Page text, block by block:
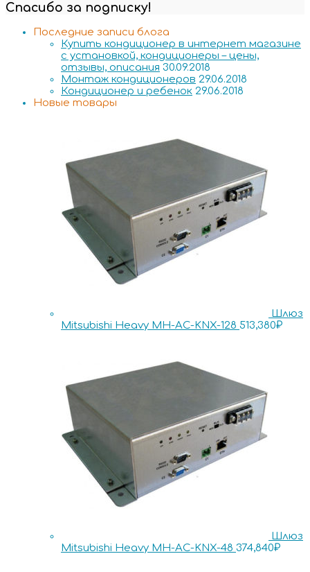
Спасибо за подписку!
Последние записи блога
Купить кондиционер в интернет магазине
с установкой, кондиционеры – цены,
отзывы, описания 30.09.2018
Монтаж кондиционеров 29.06.2018
Кондиционер и ребенок 29.06.2018
Новые товары
Шлюз
Mitsubishi Heavy MH-AC-KNX-128 513,380₽
Шлюз
Mitsubishi Heavy MH-AC-KNX-48 374,840₽